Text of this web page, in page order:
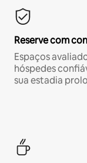
Reserve com
Espaços
hóspedes
sua estadia